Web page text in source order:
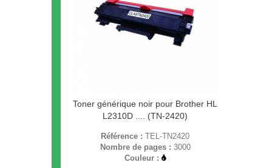
Toner générique noir pour Brother HL
L2310D .... (TN-2420)
Référence : TEL-TN2420
Nombre de pages : 3000
Couleur :